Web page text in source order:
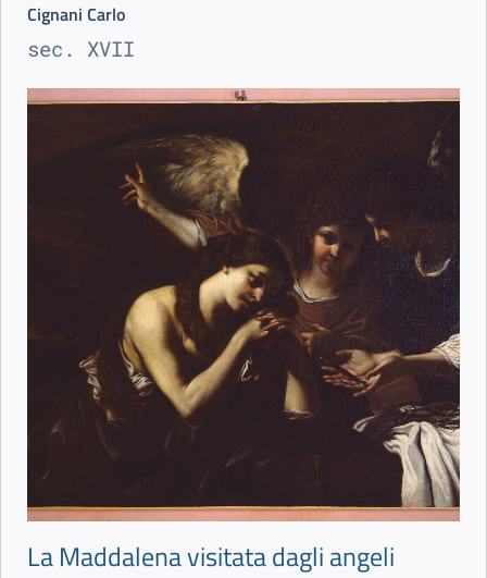
Cignani Carlo
sec. XVII
La Maddalena visitata dagli angeli